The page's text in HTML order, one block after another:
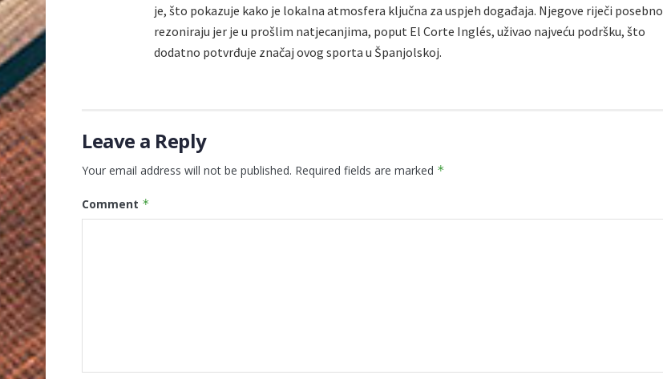
je, što pokazuje kako je lokalna atmosfera ključna za uspjeh događaja. Njegove riječi posebno
rezoniraju jer je u prošlim natjecanjima, poput El Corte Inglés, uživao najveću podršku, što
dodatno potvrđuje značaj ovog sporta u Španjolskoj.
Leave a Reply
Your email address will not be published. Required fields are marked *
Comment *